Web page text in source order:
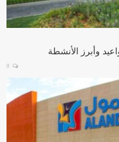
وأبرز الأنشطة